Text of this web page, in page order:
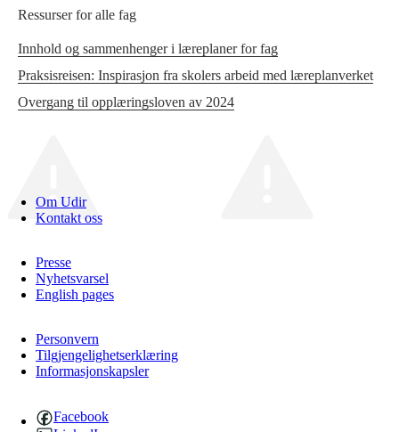
Ressurser for alle fag
Innhold og sammenhenger i læreplaner for fag
Praksisreisen: Inspirasjon fra skolers arbeid med læreplanverket
Overgang til opplæringsloven av 2024
Om Udir
Kontakt oss
Presse
Nyhetsvarsel
English pages
Personvern
Tilgjengelighetserklæring
Informasjonskapsler
Facebook